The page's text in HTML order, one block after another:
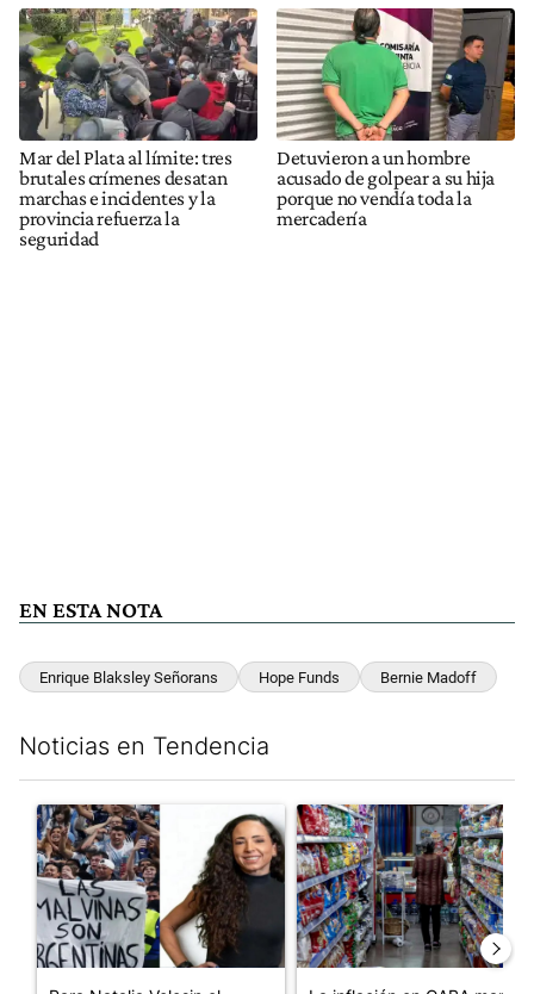
Mar del Plata al límite: tres
brutales crímenes desatan
marchas e incidentes y la
provincia refuerza la
seguridad
Detuvieron a un hombre
acusado de golpear a su hija
porque no vendía toda la
mercadería
EN ESTA NOTA
Enrique Blaksley Señorans Hope Funds Bernie Madoff
Noticias en Tendencia
Un artículo de tendencia con el título "Para Natalia Volosin el
Un artículo de tendencia con